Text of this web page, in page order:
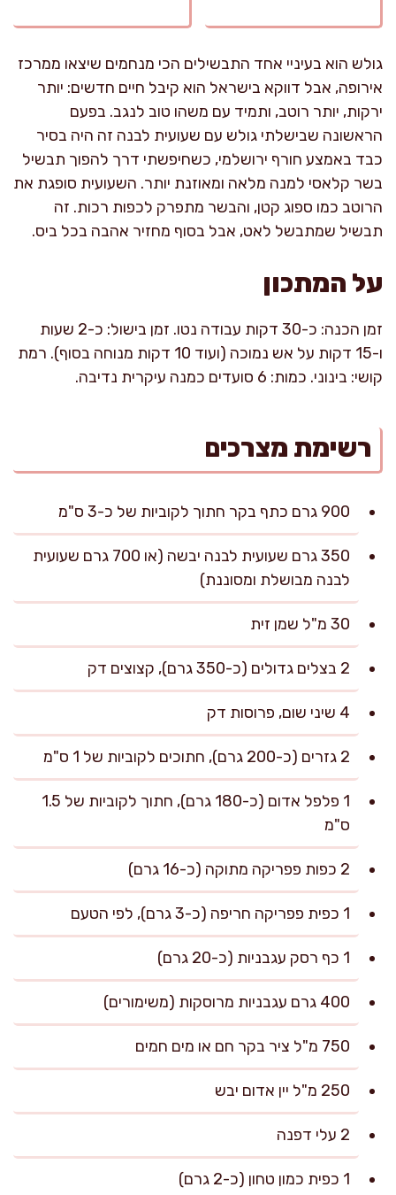
גולש הוא בעיניי אחד התבשילים הכי מנחמים שיצאו ממרכז
אירופה, אבל דווקא בישראל הוא קיבל חיים חדשים: יותר
ירקות, יותר רוטב, ותמיד עם משהו טוב לנגב. בפעם
הראשונה שבישלתי גולש עם שעועית לבנה זה היה בסיר
כבד באמצע חורף ירושלמי, כשחיפשתי דרך להפוך תבשיל
בשר קלאסי למנה מלאה ומאוזנת יותר. השעועית סופגת את
הרוטב כמו ספוג קטן, והבשר מתפרק לכפות רכות. זה
תבשיל שמתבשל לאט, אבל בסוף מחזיר אהבה בכל ביס.
על המתכון
זמן הכנה: כ-30 דקות עבודה נטו. זמן בישול: כ-2 שעות
ו-15 דקות על אש נמוכה (ועוד 10 דקות מנוחה בסוף). רמת
קושי: בינוני. כמות: 6 סועדים כמנה עיקרית נדיבה.
רשימת מצרכים
900 גרם כתף בקר חתוך לקוביות של כ-3 ס"מ
350 גרם שעועית לבנה יבשה (או 700 גרם שעועית
לבנה מבושלת ומסוננת)
30 מ"ל שמן זית
2 בצלים גדולים (כ-350 גרם), קצוצים דק
4 שיני שום, פרוסות דק
2 גזרים (כ-200 גרם), חתוכים לקוביות של 1 ס"מ
1 פלפל אדום (כ-180 גרם), חתוך לקוביות של 1.5
ס"מ
2 כפות פפריקה מתוקה (כ-16 גרם)
1 כפית פפריקה חריפה (כ-3 גרם), לפי הטעם
1 כף רסק עגבניות (כ-20 גרם)
400 גרם עגבניות מרוסקות (משימורים)
750 מ"ל ציר בקר חם או מים חמים
250 מ"ל יין אדום יבש
2 עלי דפנה
1 כפית כמון טחון (כ-2 גרם)